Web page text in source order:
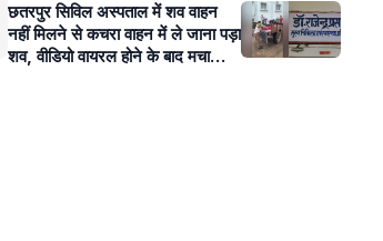
छतरपुर सिविल अस्पताल में शव वाहन
नहीं मिलने से कचरा वाहन में ले जाना पड़ा
शव, वीडियो वायरल होने के बाद मचा